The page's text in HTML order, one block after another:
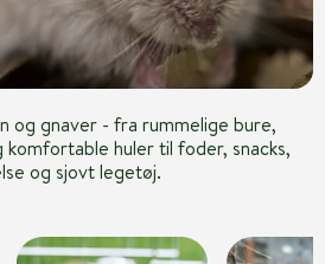
og gnaver - fra rummelige bure,
huler til foder, snacks,
og sjovt legetøj.